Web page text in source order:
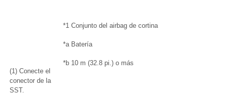
(1) Conecte el
conector de la
SST.
*1 Conjunto del airbag de cortina
*a Batería
*b 10 m (32.8 pi.) o más